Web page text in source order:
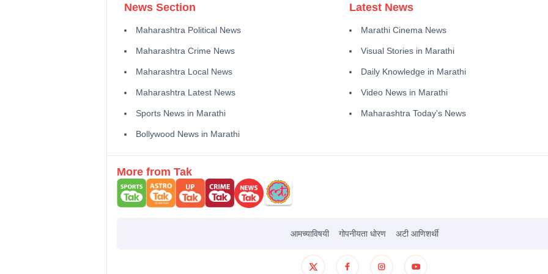
News Section
Maharashtra Political News
Maharashtra Crime News
Maharashtra Local News
Maharashtra Latest News
Sports News in Marathi
Bollywood News in Marathi
Latest News
Marathi Cinema News
Visual Stories in Marathi
Daily Knowledge in Marathi
Video News in Marathi
Maharashtra Today's News
More from Tak
आमच्याविषयी गोपनीयता धोरण अटी आणिशर्थी